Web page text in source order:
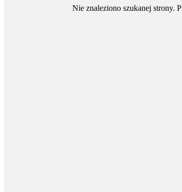
Nie znaleziono szukanej strony.